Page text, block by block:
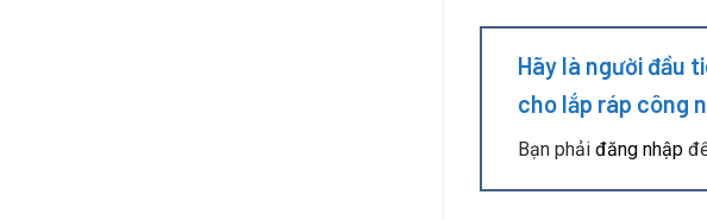
Hãy là người đầu
cho lắp ráp công
Bạn phải đăng nhập